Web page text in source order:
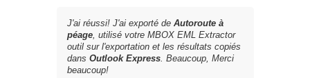
J'ai réussi! J'ai exporté de Autoroute à
péage, utilisé votre MBOX EML Extractor
outil sur l'exportation et les résultats copiés
dans Outlook Express. Beaucoup, Merci
beaucoup!